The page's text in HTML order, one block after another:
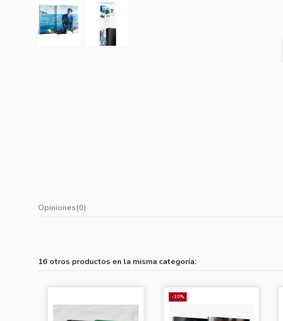
Opiniones(0)
16 otros productos en la misma categoría:
-10%